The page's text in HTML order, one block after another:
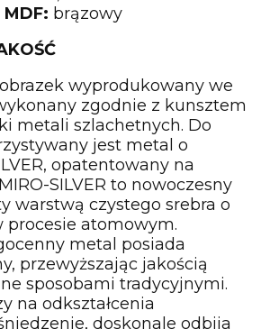
brązowy
wyprodukowany we
zgodnie z kunsztem
metali szlachetnych. Do
jest metal o
opatentowany na
SILVER to nowoczesny
warstwą czystego srebra o
procesie atomowym.
metal posiada
przewyższając jakością
sposobami tradycyjnymi.
na odkształcenia
doskonale odbija